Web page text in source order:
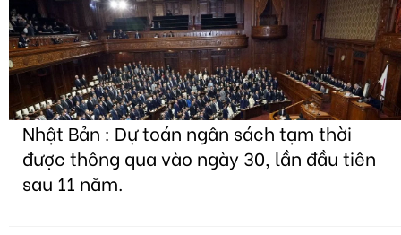
Nhật Bản : Dự toán ngân sách tạm thời
được thông qua vào ngày 30, lần đầu tiên
sau 11 năm.